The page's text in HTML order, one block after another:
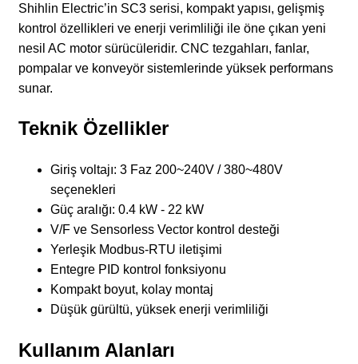
Shihlin Electric’in SC3 serisi, kompakt yapısı, gelişmiş
kontrol özellikleri ve enerji verimliliği ile öne çıkan yeni
nesil AC motor sürücüleridir. CNC tezgahları, fanlar,
pompalar ve konveyör sistemlerinde yüksek performans
sunar.
Teknik Özellikler
Giriş voltajı: 3 Faz 200~240V / 380~480V
seçenekleri
Güç aralığı: 0.4 kW - 22 kW
V/F ve Sensorless Vector kontrol desteği
Yerleşik Modbus-RTU iletişimi
Entegre PID kontrol fonksiyonu
Kompakt boyut, kolay montaj
Düşük gürültü, yüksek enerji verimliliği
Kullanım Alanları